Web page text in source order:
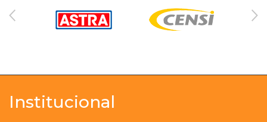
Institucional